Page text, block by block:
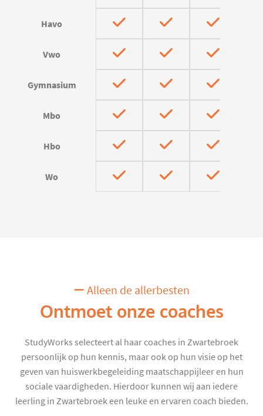
Havo
Vwo
Gymnasium
Mbo
Hbo
Wo
Alleen de allerbesten
Ontmoet onze coaches
StudyWorks selecteert al haar coaches in Zwartebroek
persoonlijk op hun kennis, maar ook op hun visie op het
geven van huiswerkbegeleiding maatschappijleer en hun
sociale vaardigheden. Hierdoor kunnen wij aan iedere
leerling in Zwartebroek een leuke en ervaren coach bieden.